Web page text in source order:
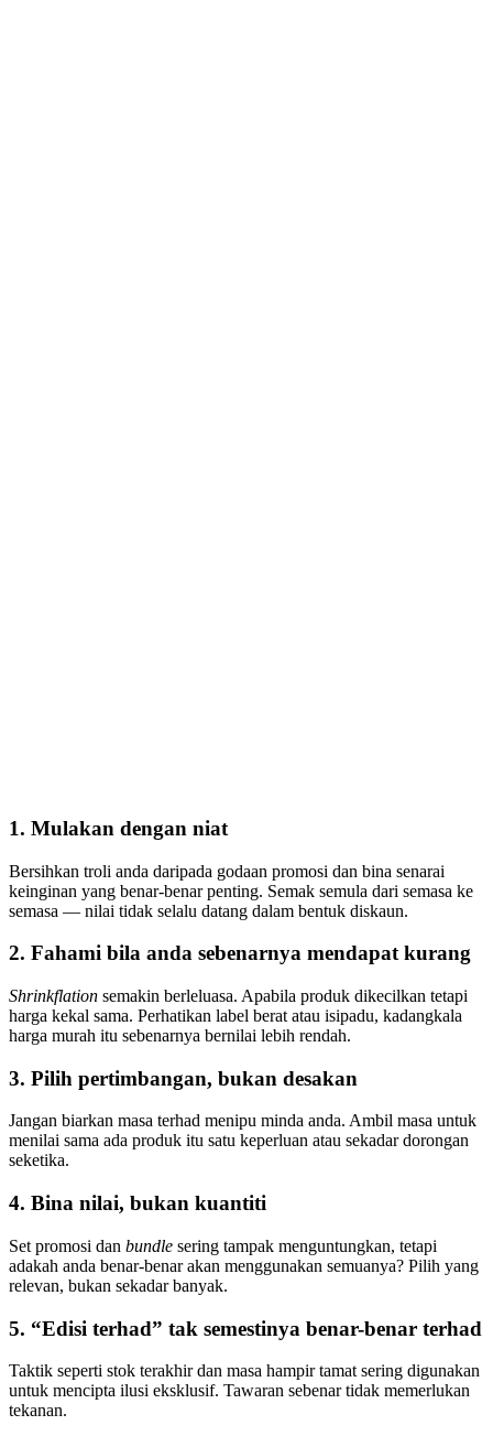
1. Mulakan dengan niat
Bersihkan troli anda daripada godaan promosi dan bina senarai
keinginan yang benar-benar penting. Semak semula dari semasa ke
semasa — nilai tidak selalu datang dalam bentuk diskaun.
2. Fahami bila anda sebenarnya mendapat kurang
Shrinkflation semakin berleluasa. Apabila produk dikecilkan tetapi
harga kekal sama. Perhatikan label berat atau isipadu, kadangkala
harga murah itu sebenarnya bernilai lebih rendah.
3. Pilih pertimbangan, bukan desakan
Jangan biarkan masa terhad menipu minda anda. Ambil masa untuk
menilai sama ada produk itu satu keperluan atau sekadar dorongan
seketika.
4. Bina nilai, bukan kuantiti
Set promosi dan bundle sering tampak menguntungkan, tetapi
adakah anda benar-benar akan menggunakan semuanya? Pilih yang
relevan, bukan sekadar banyak.
5. “Edisi terhad” tak semestinya benar-benar terhad
Taktik seperti stok terakhir dan masa hampir tamat sering digunakan
untuk mencipta ilusi eksklusif. Tawaran sebenar tidak memerlukan
tekanan.